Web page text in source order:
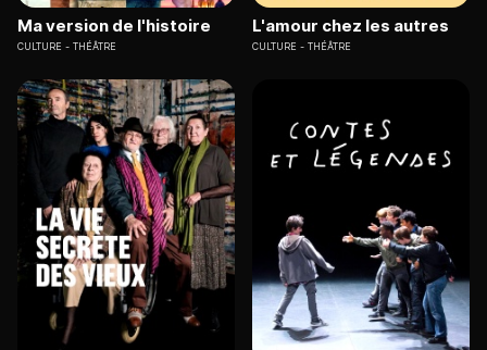
Ma version de l'histoire
CULTURE THÉÂTRE
L'amour chez les autres
CULTURE THÉÂTRE